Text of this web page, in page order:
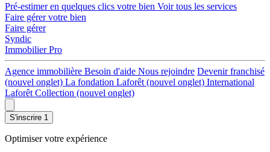
Pré-estimer en quelques clics votre bien Voir tous les services
Faire gérer votre bien
Faire gérer
Syndic
Immobilier Pro
Agence immobilière Besoin d'aide Nous rejoindre Devenir franchisé
(nouvel onglet) La fondation Laforêt (nouvel onglet) International
Laforêt Collection (nouvel onglet)
S'inscrire 1
Optimiser votre expérience